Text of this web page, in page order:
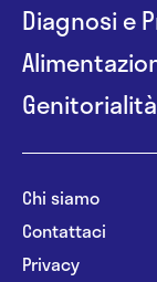
Diagnosi e
Genitorialità
Chi siamo
Contattaci
Privacy